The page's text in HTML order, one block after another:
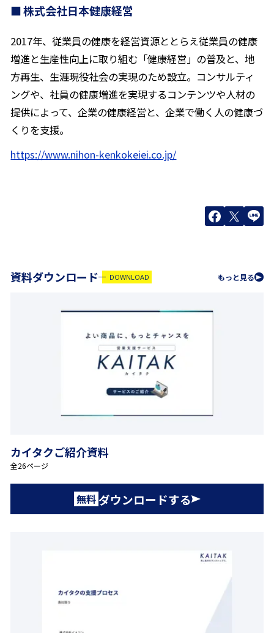
株式会社日本健康経営
2017年、従業員の健康を経営資源ととらえ従業員の健康
増進と生産性向上に取り組む「健康経営」の普及と、地
方再生、生涯現役社会の実現のため設立。コンサルティ
ングや、社員の健康増進を実現するコンテンツや人材の
提供によって、企業の健康経営と、企業で働く人の健康づ
くりを支援。
https://www.nihon-kenkokeiei.co.jp/
資料ダウンロード DOWNLOAD もっと見る
カイタクご紹介資料
全26ページ
無料 ダウンロードする